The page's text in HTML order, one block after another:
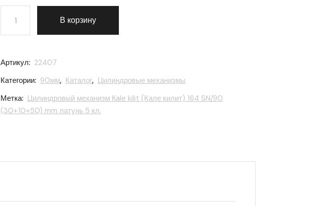
Количество товара Цилиндровый механизм Kale kilit (Кале килит) 164 SN/90
В корзину
Артикул: 22407
Категории: 90мм, Каталог, Цилиндровые механизмы
Метка: Цилиндровый механизм Kale kilit (Кале килит) 164 SN/90
(30+10+50) mm латунь 5 кл.